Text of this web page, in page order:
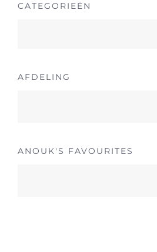
CATEGORIEËN
AFDELING
ANOUK'S FAVOURITES